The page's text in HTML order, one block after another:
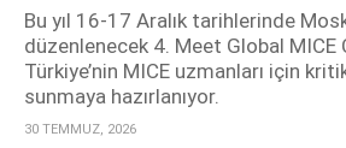
Bu yıl 16-17 Aralık tarihlerinde
düzenlenecek 4. Meet Global MICE
Türkiye’nin MICE uzmanları için
sunmaya hazırlanıyor.
30 TEMMUZ, 2026